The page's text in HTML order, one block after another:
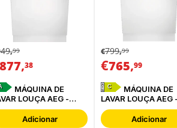
,99
877,38
LOUÇA AEG -
Adicionar
€799,99
€765,99
C
LAVAR LOUÇA AEG
FSB64907Z
Adicionar